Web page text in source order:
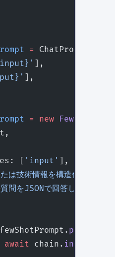
=
],
],
= new
[
'input' ],
は技術情報を構造化JSONで
問をJSONで回答してく
fewShotPrompt. pipe
await chain. invoke